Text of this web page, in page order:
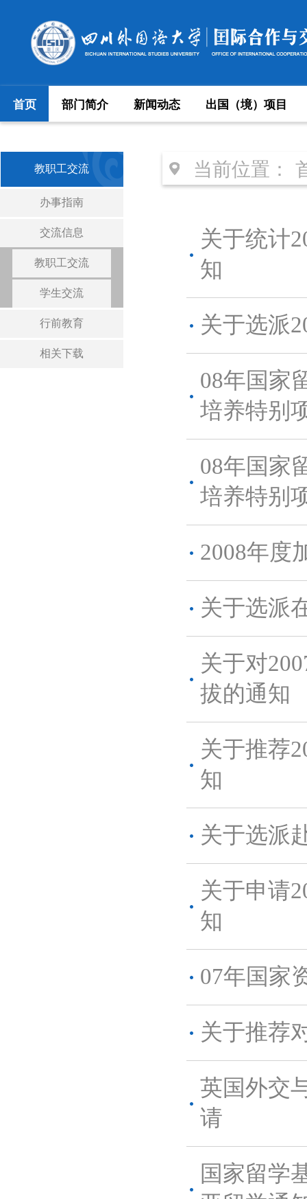
首页 部门简介 新闻动态 出国（境）项目
教职工交流
办事指南
交流信息
教职工交流
学生交流
行前教育
相关下载
当前位置：
关于统计
知
关于选派
08年国家
培养特别
08年国家
培养特别
2008年度
关于选派
关于对
拔的通知
关于推荐
知
关于选派
关于申请
知
07年国家
关于推荐
英国外交
请
国家留学